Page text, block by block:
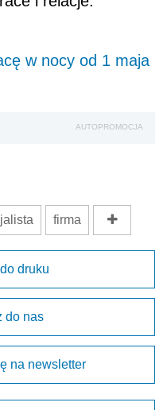
w nocy od 1 maja
AUTOPROMOCJA
firma
druku
do nas
na newsletter